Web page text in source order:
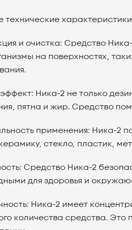
технические
и очистка: Средство
на поверхностях,
Ника-2 не только
пятна и жир. Средство
применения: Ника-2
стекло, пластик,
Средство Ника-2
для здоровья и
Ника-2 имеет
количества средства. Это